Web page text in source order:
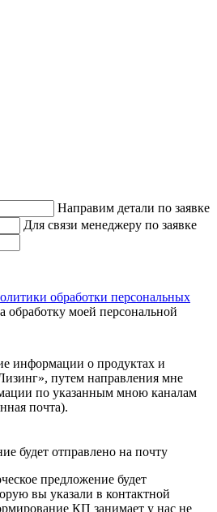
Направим детали по заявке
Для связи менеджеру по заявке
обработки персональных
обработку моей персональной
информации о продуктах и
путем направления мне
по указанным мною каналам
почта).
будет отправлено на почту
предложение будет
вы указали в контактной
КП занимает у нас не